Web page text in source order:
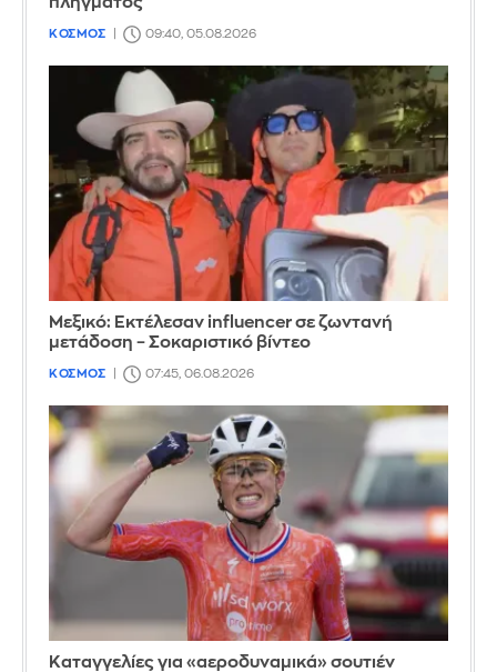
ΚΟΣΜΟΣ 09:40, 05.08.2026
Μεξικό: Εκτέλεσαν influencer σε ζωντανή
μετάδοση – Σοκαριστικό βίντεο
ΚΟΣΜΟΣ 07:45, 06.08.2026
Καταγγελίες για «αεροδυναμικά» σουτιέν